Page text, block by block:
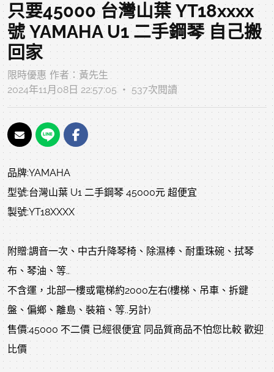
只要45000 台灣山葉 YT18xxxx
號 YAMAHA U1 二手鋼琴 自己搬
回家
限時優惠 作者：黃先生
2024年11月08日 22:57:05 ‧ 537次閱讀
品牌:YAMAHA
型號:台灣山葉 U1 二手鋼琴 45000元 超便宜
製號:YT18XXXX
附贈:調音一次、中古升降琴椅、除濕棒、耐重珠碗、拭琴
布、琴油、等..
不含運，北部一樓或電梯約2000左右(樓梯、吊車、拆鍵
盤、偏鄉、離島、裝箱、等..另計)
售價:45000 不二價 已經很便宜 同品質商品不怕您比較 歡迎
比價